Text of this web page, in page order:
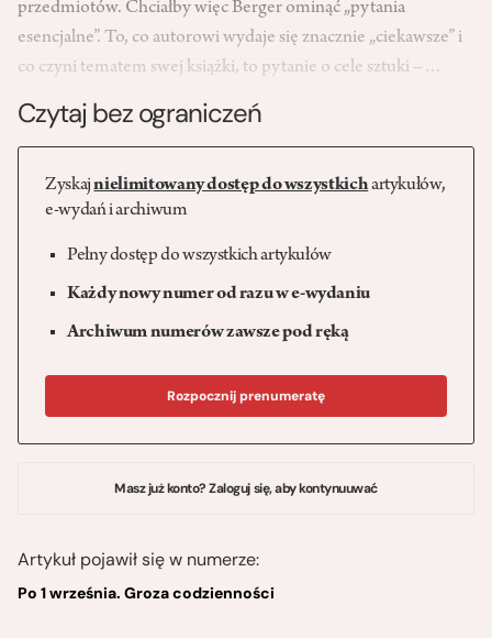
przedmiotów. Chciałby więc Berger ominąć „pytania
esencjalne”. To, co autorowi wydaje się znacznie „ciekawsze” i
co czyni tematem swej książki, to pytanie o cele sztuki –…
Czytaj bez ograniczeń
Zyskajnielimitowany dostęp do wszystkichartykułów,
e-wydań i archiwum
Pełny dostęp do wszystkich artykułów
Każdy nowy numer od razu w e-wydaniu
Archiwum numerów zawsze pod ręką
Rozpocznij prenumeratę
Masz już konto? Zaloguj się, aby kontynuuwać
Artykuł pojawił się w numerze:
Po 1 września. Groza codzienności